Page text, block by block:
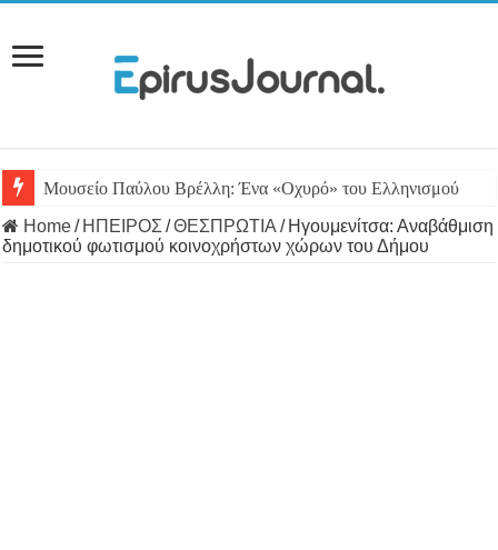
Μουσείο Παύλου Βρέλλη: Ένα «Οχυρό» του Ελληνισμού
Home/ ΗΠΕΙΡΟΣ /ΘΕΣΠΡΩΤΙΑ / Ηγουμενίτσα: Αναβάθμιση
δημοτικού φωτισμού κοινοχρήστων χώρων του Δήμου